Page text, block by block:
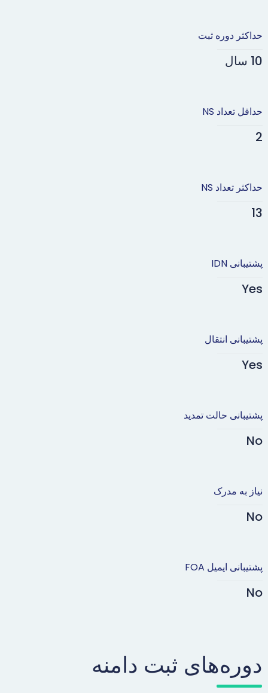
حداکثر دوره ثبت
10 سال
حداقل تعداد NS
2
حداکثر تعداد NS
13
پشتیبانی IDN
Yes
پشتیبانی انتقال
Yes
پشتیبانی حالت تمدید
No
نیاز به مدرک
No
پشتیبانی ایمیل FOA
No
دوره‌های ثبت دامنه